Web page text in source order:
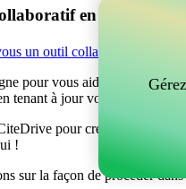
en ligne pour
un outil collaboratif en
pour vous aider à gérer vos
tenant à jour vos entrées
pour créer des
!
sur la façon de procéder